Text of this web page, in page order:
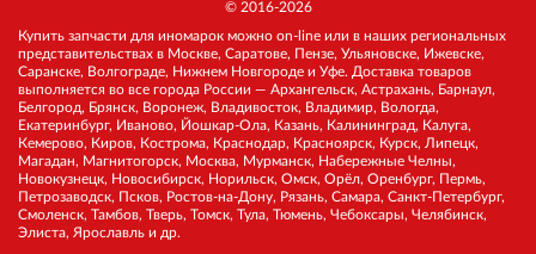
© 2016-2026
Купить запчасти для иномарок можно on-line или в наших региональных
представительствах в Москве, Саратове, Пензе, Ульяновске, Ижевске,
Саранске, Волгограде, Нижнем Новгороде и Уфе. Доставка товаров
выполняется во все города России — Архангельск, Астрахань, Барнаул,
Белгород, Брянск, Воронеж, Владивосток, Владимир, Вологда,
Екатеринбург, Иваново, Йошкар-Ола, Казань, Калининград, Калуга,
Кемерово, Киров, Кострома, Краснодар, Красноярск, Курск, Липецк,
Магадан, Магнитогорск, Москва, Мурманск, Набережные Челны,
Новокузнецк, Новосибирск, Норильск, Омск, Орёл, Оренбург, Пермь,
Петрозаводск, Псков, Ростов-на-Дону, Рязань, Самара, Санкт-Петербург,
Смоленск, Тамбов, Тверь, Томск, Тула, Тюмень, Чебоксары, Челябинск,
Элиста, Ярославль и др.